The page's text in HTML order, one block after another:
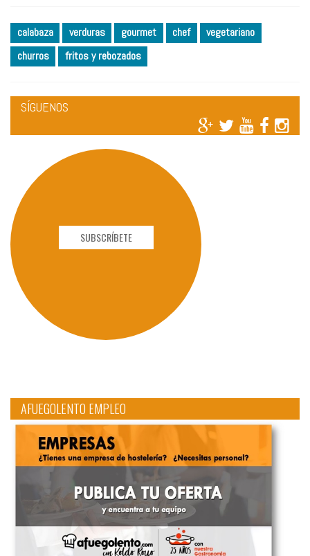
calabaza verduras gourmet chef
vegetariano
churros
fritos y rebozados
SÍGUENOS
SUBSCRÍBETE
AFUEGOLENTO EMPLEO